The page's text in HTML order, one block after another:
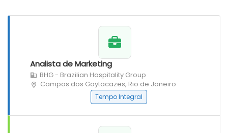
Analista de Marketing
BHG - Brazilian Hospitality Group
Campos dos Goytacazes, Rio de Janeiro
Tempo Integral